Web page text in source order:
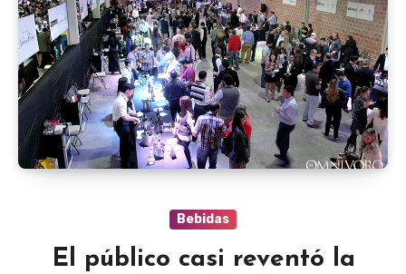
Bebidas
El público casi reventó la